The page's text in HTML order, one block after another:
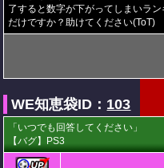
了すると数字が下がってしまいラ
だけですか？助けてください(ToT)
WE知恵袋ID： 103
「いつでも回答してください」
【バグ】PS3